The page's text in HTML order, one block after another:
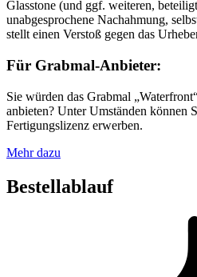
Glasstone (und ggf. weiteren,
unabgesprochene Nachahmung,
stellt einen Verstoß gegen das
Für Grabmal-Anbieter:
Sie würden das Grabmal
anbieten? Unter Umständen können
Fertigungslizenz erwerben.
Mehr dazu
Bestellablauf